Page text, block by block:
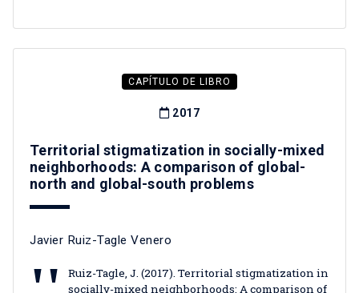
CAPÍTULO DE LIBRO
2017
Territorial stigmatization in socially-mixed
neighborhoods: A comparison of global-
north and global-south problems
Javier Ruiz-Tagle Venero
Ruiz-Tagle, J. (2017). Territorial stigmatization in
socially-mixed neighborhoods: A comparison of